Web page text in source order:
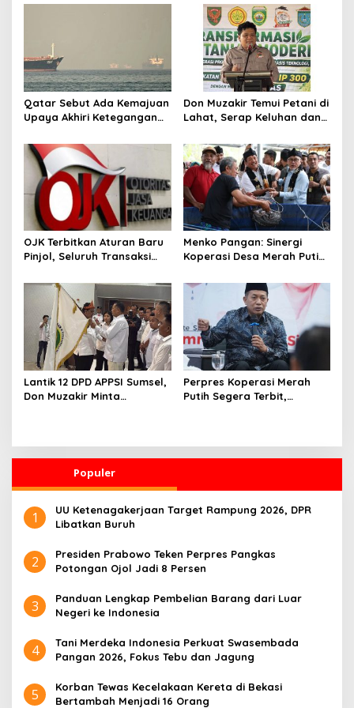
Qatar Sebut Ada Kemajuan
Upaya Akhiri Ketegangan
Belum Ada Negosiasi
dengan Washington
Don Muzakir Temui Petani di
Lahat, Serap Keluhan dan
OJK Terbitkan Aturan Baru
Pinjol, Seluruh Transaksi
Menko Pangan: Sinergi
Koperasi Desa Merah Putih
Pasar Baru
Lantik 12 DPD APPSI Sumsel,
Don Muzakir Minta
Perpres Koperasi Merah
Putih Segera Terbit,
Populer
1
UU Ketenagakerjaan Target Rampung 2026, DPR
Libatkan Buruh
2
Presiden Prabowo Teken Perpres Pangkas
Potongan Ojol Jadi 8 Persen
3
Panduan Lengkap Pembelian Barang dari Luar
Negeri ke Indonesia
4
Tani Merdeka Indonesia Perkuat Swasembada
Pangan 2026, Fokus Tebu dan Jagung
5
Korban Tewas Kecelakaan Kereta di Bekasi
Bertambah Menjadi 16 Orang